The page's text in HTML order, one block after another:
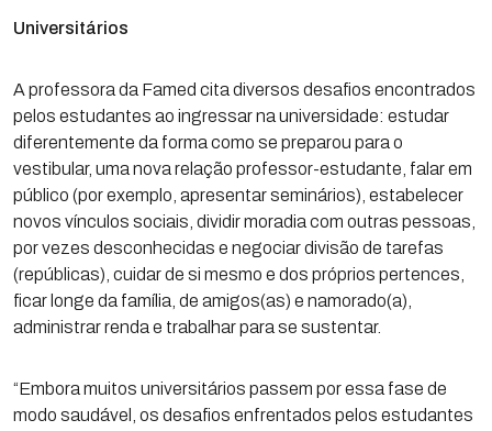
Universitários
A professora da Famed cita diversos desafios encontrados
pelos estudantes ao ingressar na universidade: estudar
diferentemente da forma como se preparou para o
vestibular, uma nova relação professor-estudante, falar em
público (por exemplo, apresentar seminários), estabelecer
novos vínculos sociais, dividir moradia com outras pessoas,
por vezes desconhecidas e negociar divisão de tarefas
(repúblicas), cuidar de si mesmo e dos próprios pertences,
ficar longe da família, de amigos(as) e namorado(a),
administrar renda e trabalhar para se sustentar.
“Embora muitos universitários passem por essa fase de
modo saudável, os desafios enfrentados pelos estudantes